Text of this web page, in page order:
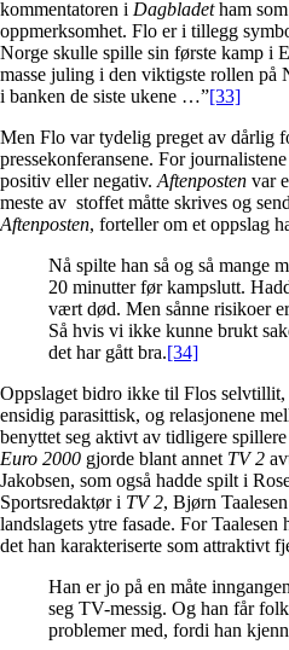
kommentatoren i Dagbladetham som
oppmerksomhet. Flo er i tillegg
Norge skulle spille sin første kamp i
masse juling i den viktigste rollen på
i banken de siste ukene …”[33]
Men Flo var tydelig preget av dårlig
pressekonferansene. For
positiv eller negativ. Aftenposten var
meste av stoffet måtte skrives og
Aftenposten, forteller om et oppslag
Nå spilte han så og så mange
20 minutter før kampslutt.
vært død. Men sånne risikoer
Så hvis vi ikke kunne brukt
det har gått bra.[34]
Oppslaget bidro ikke til Flos
ensidig parasittisk, og relasjonene
benyttet seg aktivt av tidligere
Euro 2000 gjorde blant annet TV 2
Jakobsen, som også hadde spilt i
Sportsredaktør i TV 2, Bjørn
landslagets ytre fasade. For
det han karakteriserte som attraktivt
Han er jo på en måte
seg TV-messig. Og han får
problemer med, fordi han